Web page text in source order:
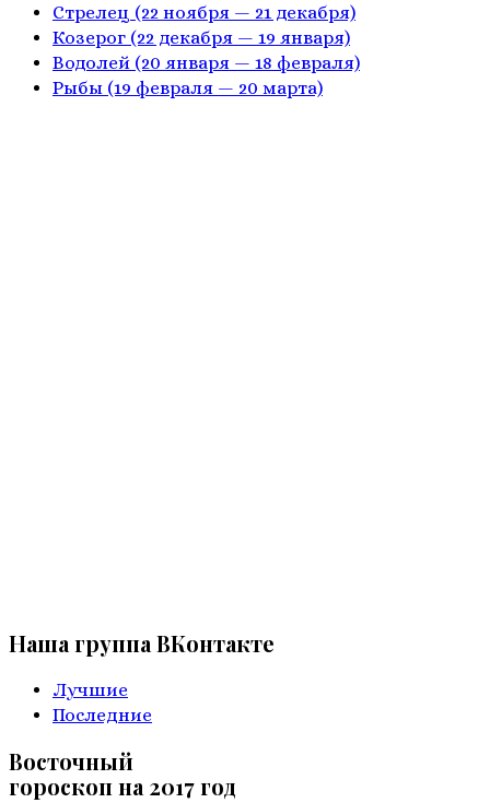
Стрелец (22 ноября — 21 декабря)
Козерог (22 декабря — 19 января)
Водолей (20 января — 18 февраля)
Рыбы (19 февраля — 20 марта)
Наша группа ВКонтакте
Лучшие
Последние
Восточный
гороскоп на 2017 год